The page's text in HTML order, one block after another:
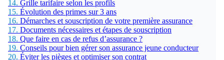
14. Grille tarifaire selon les profils
15. Évolution des primes sur 3 ans
16. Démarches et souscription de votre première assurance
17. Documents nécessaires et étapes de souscription
18. Que faire en cas de refus d’assurance ?
19. Conseils pour bien gérer son assurance jeune conducteur
20. Éviter les pièges et optimiser son contrat